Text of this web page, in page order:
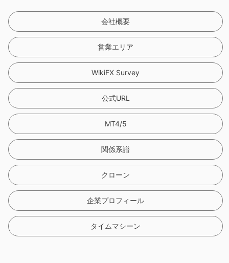
会社概要
営業エリア
WikiFX Survey
公式URL
MT4/5
関係系譜
クローン
企業プロフィール
タイムマシーン